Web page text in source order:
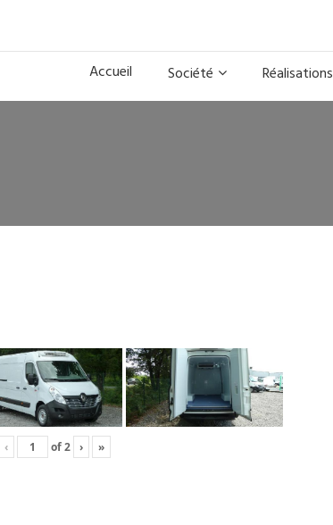
Accueil
Société Réalisations
‹ of2 › »